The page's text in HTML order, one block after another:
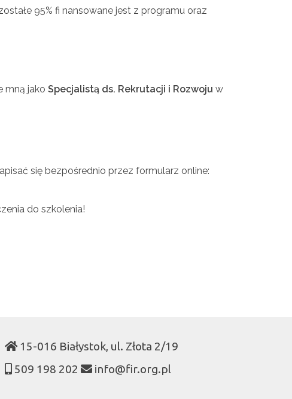
95% fi nansowane jest z programu oraz
mną jako Specjalistą ds. Rekrutacji i Rozwoju w
się bezpośrednio przez formularz online:
do szkolenia!
15-016 Białystok, ul. Złota 2/19
509 198 202
info@fir.org.pl